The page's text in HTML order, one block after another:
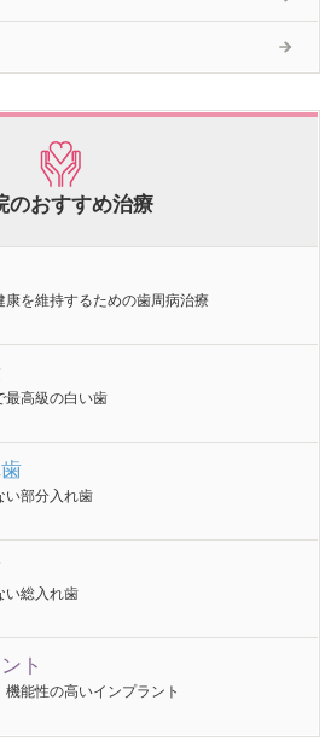
のおすすめ治療
康を維持するための歯周病治療
最高級の白い歯
い部分入れ歯
い総入れ歯
ト
機能性の高いインプラント